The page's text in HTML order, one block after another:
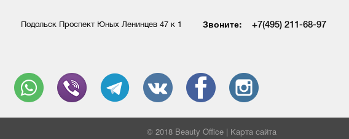
Подольск Проспект Юных Ленинцев 47 к 1 Звоните: +7(495) 211-68-97
© 2018 Beauty Office | Карта сайта